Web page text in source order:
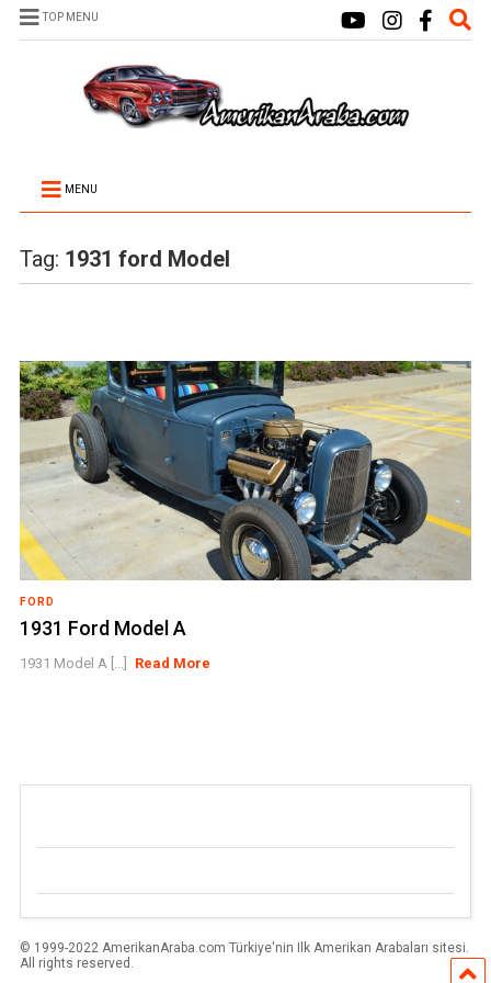
TOP MENU
MENU
Tag: 1931 ford Model
FORD
1931 Ford Model A
1931 Model A [...] Read More
© 1999-2022 AmerikanAraba.com Türkiye'nin Ilk Amerikan Arabaları sitesi.
All rights reserved.